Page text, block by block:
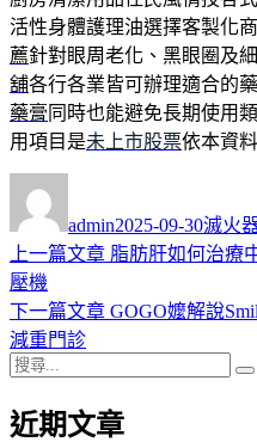
活性身體護理油選擇客製化
薦針對眼周老化、黑眼圈及
舖各行各業皆可辦理適合的
藥膏 同時也能避免長期使用
用項目是未上市股票依本資
者
admin佈
日
2025-09-30類
滅火
文
章
導
覽
上一篇文章 上
篇
脂肪肝如何治療
壓機
下一篇文章 下
章:
GOGO嬤解說
減重門診
搜
關
近期文章